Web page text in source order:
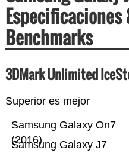
Especificaciones
Benchmarks
3DMark Unlimited
Superior es mejor
Samsung Galaxy J7
Samsung Galaxy On7
(2016)